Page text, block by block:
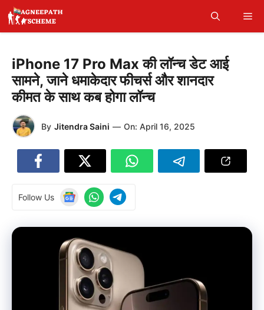
Skip
content
iPhone 17 Pro Max की लॉन्च डेट आई
सामने, जाने धमाकेदार फीचर्स और शानदार
कीमत के साथ कब होगा लॉन्च
By Jitendra Saini — On: April 16, 2025
Follow Us